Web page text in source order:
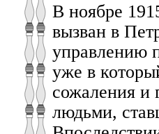
В ноябре
вызван в
управлению
уже в
сожаления и
людьми,